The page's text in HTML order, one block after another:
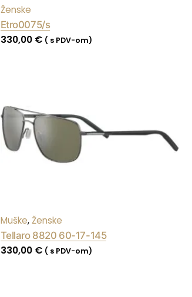
Ženske
Etro0075/s
330,00 € ( s PDV-om)
Muške, Ženske
Tellaro 8820 60-17-145
330,00 € ( s PDV-om)